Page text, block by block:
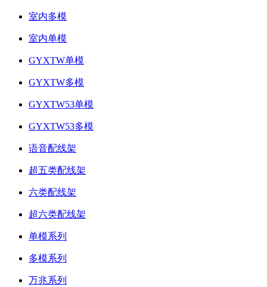
室内多模
室内单模
GYXTW单模
GYXTW多模
GYXTW53单模
GYXTW53多模
语音配线架
超五类配线架
六类配线架
超六类配线架
单模系列
多模系列
万兆系列